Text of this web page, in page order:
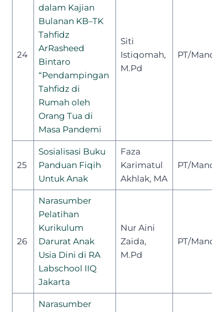
24
dalam Kajian
Bulanan KB–TK
Tahfidz
ArRasheed
Bintaro
“Pendampingan
Tahfidz di
Rumah oleh
Orang Tua di
Masa Pandemi
Siti
Istiqomah,
M.Pd
PT/Mandiri
25
Sosialisasi Buku
Panduan Fiqih
Untuk Anak
Faza
Karimatul
Akhlak, MA
PT/Mandiri
26
Narasumber
Pelatihan
Kurikulum
Darurat Anak
Usia Dini di RA
Labschool IIQ
Jakarta
Nur Aini
Zaida,
M.Pd
PT/Mandiri
Narasumber